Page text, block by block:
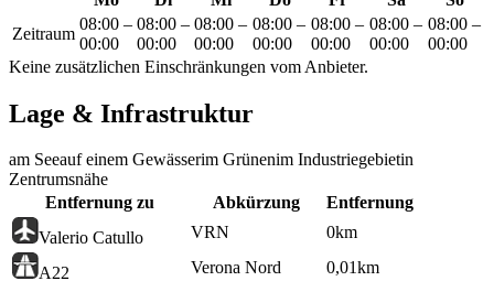
Zeitraum
08:00 –
00:00
08:00 –
00:00
08:00 –
00:00
08:00 –
00:00
08:00 –
00:00
08:00 –
00:00
08:00 –
00:00
Keine zusätzlichen Einschränkungen vom Anbieter.
Lage & Infrastruktur
am Seeauf einem Gewässerim Grünenim Industriegebietin
Zentrumsnähe
Entfernung zu
Abkürzung
Entfernung
Valerio Catullo
VRN 0km
A22 Verona Nord 0,01km